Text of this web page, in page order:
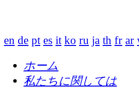
en de pt es it ko ru ja th fr ar
ホーム
私たちに関しては